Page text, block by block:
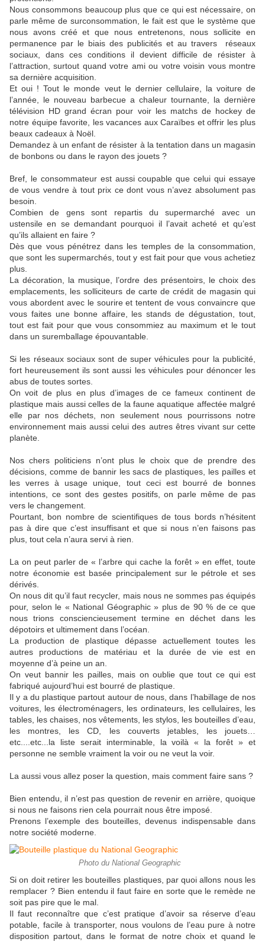
Nous consommons beaucoup plus que ce qui est nécessaire, on
parle même de surconsommation, le fait est que le système que
nous avons créé et que nous entretenons, nous sollicite en
permanence par le biais des publicités et au travers réseaux
sociaux, dans ces conditions il devient difficile de résister à
l’attraction, surtout quand votre ami ou votre voisin vous montre
sa dernière acquisition.
Et oui ! Tout le monde veut le dernier cellulaire, la voiture de
l’année, le nouveau barbecue a chaleur tournante, la dernière
télévision HD grand écran pour voir les matchs de hockey de
notre équipe favorite, les vacances aux Caraïbes et offrir les plus
beaux cadeaux à Noël.
Demandez à un enfant de résister à la tentation dans un magasin
de bonbons ou dans le rayon des jouets ?
Bref, le consommateur est aussi coupable que celui qui essaye
de vous vendre à tout prix ce dont vous n’avez absolument pas
besoin.
Combien de gens sont repartis du supermarché avec un
ustensile en se demandant pourquoi il l’avait acheté et qu’est
qu’ils allaient en faire ?
Dès que vous pénétrez dans les temples de la consommation,
que sont les supermarchés, tout y est fait pour que vous achetiez
plus.
La décoration, la musique, l’ordre des présentoirs, le choix des
emplacements, les solliciteurs de carte de crédit de magasin qui
vous abordent avec le sourire et tentent de vous convaincre que
vous faites une bonne affaire, les stands de dégustation, tout,
tout est fait pour que vous consommiez au maximum et le tout
dans un suremballage épouvantable.
Si les réseaux sociaux sont de super véhicules pour la publicité,
fort heureusement ils sont aussi les véhicules pour dénoncer les
abus de toutes sortes.
On voit de plus en plus d’images de ce fameux continent de
plastique mais aussi celles de la faune aquatique affectée malgré
elle par nos déchets, non seulement nous pourrissons notre
environnement mais aussi celui des autres êtres vivant sur cette
planète.
Nos chers politiciens n’ont plus le choix que de prendre des
décisions, comme de bannir les sacs de plastiques, les pailles et
les verres à usage unique, tout ceci est bourré de bonnes
intentions, ce sont des gestes positifs, on parle même de pas
vers le changement.
Pourtant, bon nombre de scientifiques de tous bords n’hésitent
pas à dire que c’est insuffisant et que si nous n’en faisons pas
plus, tout cela n’aura servi à rien.
La on peut parler de « l’arbre qui cache la forêt » en effet, toute
notre économie est basée principalement sur le pétrole et ses
dérivés.
On nous dit qu’il faut recycler, mais nous ne sommes pas équipés
pour, selon le « National Géographic » plus de 90 % de ce que
nous trions consciencieusement termine en déchet dans les
dépotoirs et ultimement dans l’océan.
La production de plastique dépasse actuellement toutes les
autres productions de matériau et la durée de vie est en
moyenne d’à peine un an.
On veut bannir les pailles, mais on oublie que tout ce qui est
fabriqué aujourd’hui est bourré de plastique.
Il y a du plastique partout autour de nous, dans l’habillage de nos
voitures, les électroménagers, les ordinateurs, les cellulaires, les
tables, les chaises, nos vêtements, les stylos, les bouteilles d’eau,
les montres, les CD, les couverts jetables, les jouets…
etc....etc...la liste serait interminable, la voilà « la forêt » et
personne ne semble vraiment la voir ou ne veut la voir.
La aussi vous allez poser la question, mais comment faire sans ?
Bien entendu, il n’est pas question de revenir en arrière, quoique
si nous ne faisons rien cela pourrait nous être imposé.
Prenons l’exemple des bouteilles, devenus indispensable dans
notre société moderne.
Photo du National Geographic
Si on doit retirer les bouteilles plastiques, par quoi allons nous les
remplacer ? Bien entendu il faut faire en sorte que le remède ne
soit pas pire que le mal.
Il faut reconnaître que c’est pratique d’avoir sa réserve d’eau
potable, facile à transporter, nous voulons de l’eau pure à notre
disposition partout, dans le format de notre choix et quand le